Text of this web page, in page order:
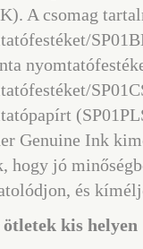
A csomag
Genuine Ink
hogy jó
és
ötletek kis helyen